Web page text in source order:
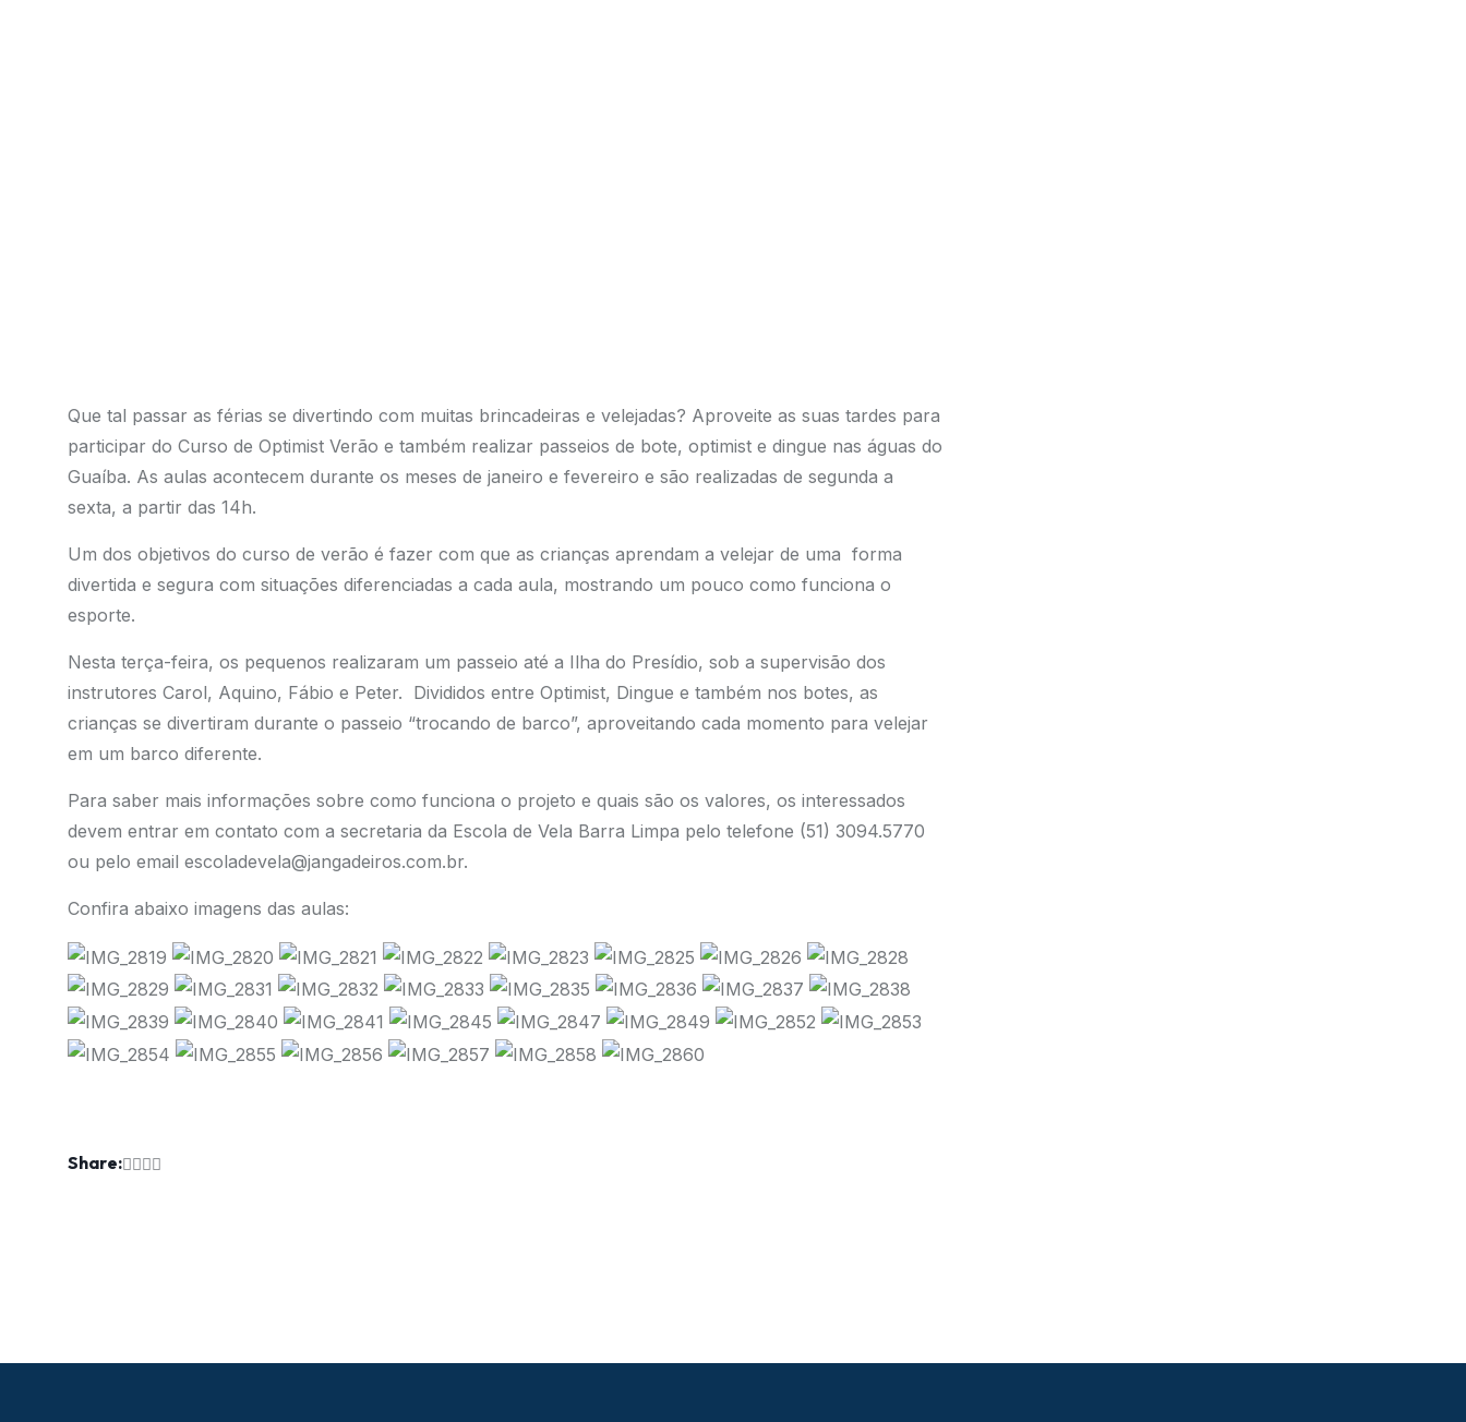
Que tal passar as férias se divertindo com muitas brincadeiras e velejadas? Aproveite as suas tardes para
participar do Curso de Optimist Verão e também realizar passeios de bote, optimist e dingue nas águas do
Guaíba. As aulas acontecem durante os meses de janeiro e fevereiro e são realizadas de segunda a
sexta, a partir das 14h.
Um dos objetivos do curso de verão é fazer com que as crianças aprendam a velejar de uma forma
divertida e segura com situações diferenciadas a cada aula, mostrando um pouco como funciona o
esporte.
Nesta terça-feira, os pequenos realizaram um passeio até a Ilha do Presídio, sob a supervisão dos
instrutores Carol, Aquino, Fábio e Peter. Divididos entre Optimist, Dingue e também nos botes, as
crianças se divertiram durante o passeio “trocando de barco”, aproveitando cada momento para velejar
em um barco diferente.
Para saber mais informações sobre como funciona o projeto e quais são os valores, os interessados
devem entrar em contato com a secretaria da Escola de Vela Barra Limpa pelo telefone (51) 3094.5770
ou pelo email escoladevela@jangadeiros.com.br.
Confira abaixo imagens das aulas:
Share: